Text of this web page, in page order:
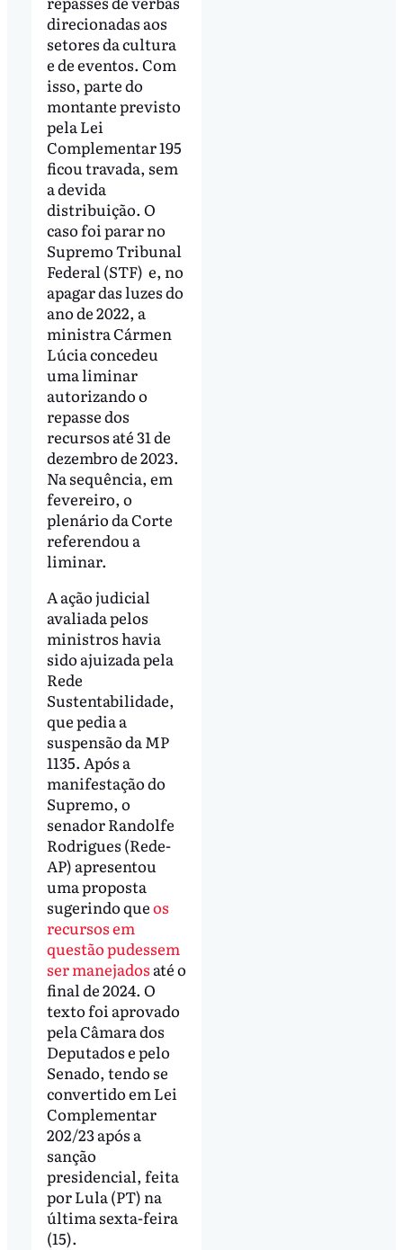
direcionadas aos
setores da cultura
e de eventos. Com
isso, parte do
montante previsto
pela Lei
Complementar 195
ficou travada, sem
a devida
distribuição. O
caso foi parar no
Supremo Tribunal
Federal (STF) e, no
apagar das luzes do
ano de 2022, a
ministra Cármen
Lúcia concedeu
uma liminar
autorizando o
repasse dos
recursos até 31 de
dezembro de 2023.
Na sequência, em
fevereiro, o
plenário da Corte
referendou a
liminar.
A ação judicial
avaliada pelos
ministros havia
sido ajuizada pela
Rede
Sustentabilidade,
que pedia a
suspensão da MP
1135. Após a
manifestação do
Supremo, o
senador Randolfe
Rodrigues (Rede-
AP) apresentou
uma proposta
sugerindo queos
recursos em
questão pudessem
ser manejados até o
final de 2024. O
texto foi aprovado
pela Câmara dos
Deputados e pelo
Senado, tendo se
convertido em Lei
Complementar
202/23 após a
sanção
presidencial, feita
por Lula (PT) na
última sexta-feira
(15).